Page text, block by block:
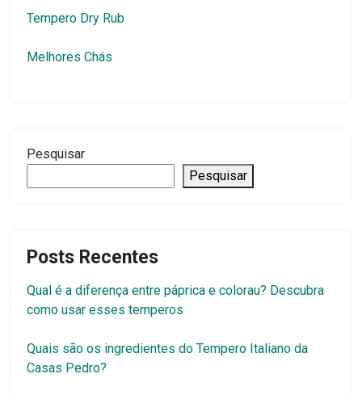
Tempero Dry Rub
Melhores Chás
Pesquisar
Pesquisar
Posts Recentes
Qual é a diferença entre páprica e colorau? Descubra
como usar esses temperos
Quais são os ingredientes do Tempero Italiano da
Casas Pedro?